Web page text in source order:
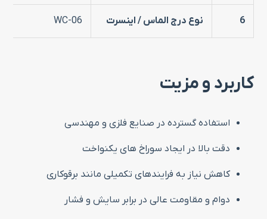
6 نوع درج الماس / اینسرت WC-06
کاربرد و مزیت
استفاده گسترده در صنایع فلزی و مهندسی
دقت بالا در ایجاد سوراخ‌ های یکنواخت
کاهش نیاز به فرایندهای تکمیلی مانند برقوکاری
دوام و مقاومت عالی در برابر سایش و فشار